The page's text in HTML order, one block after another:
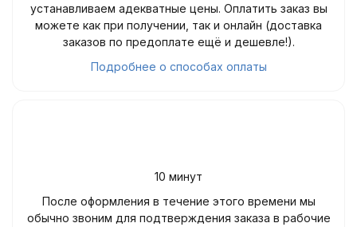
устанавливаем адекватные цены. Оплатить заказ вы
можете как при получении, так и онлайн (доставка
заказов по предоплате ещё и дешевле!).
Подробнее о способах оплаты
10 минут
После оформления в течение этого времени мы
обычно звоним для подтверждения заказа в рабочие